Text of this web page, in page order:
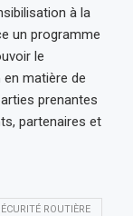
à la
un programme
le
en matière de
prenantes
partenaires et
ROUTIÈRE